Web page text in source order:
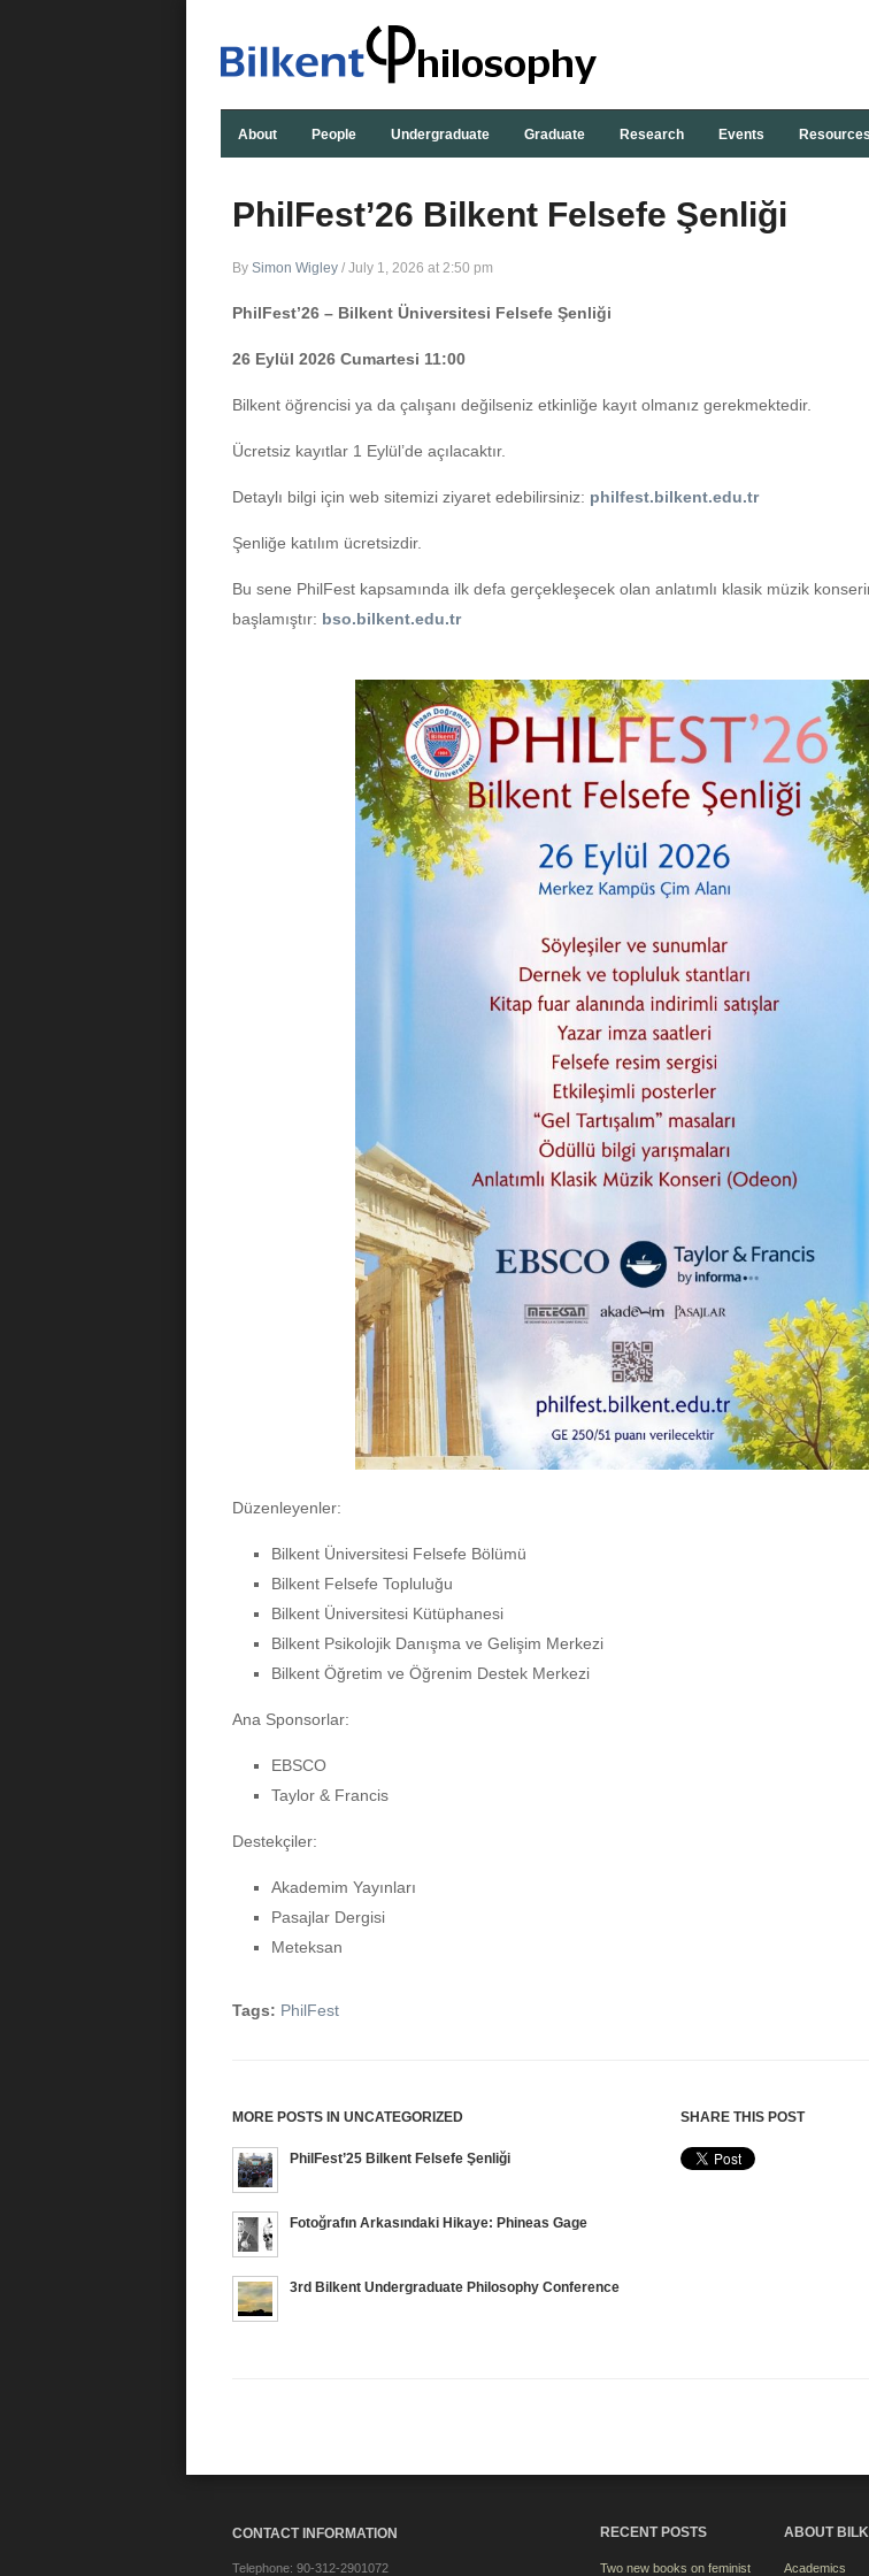
About People Undergraduate Graduate Research Events Resources
PhilFest’26 Bilkent Felsefe Şenliği
By Simon Wigley / July 1, 2026 at 2:50 pm
PhilFest’26 – Bilkent Üniversitesi Felsefe Şenliği
26 Eylül 2026 Cumartesi 11:00
​Bilkent öğrencisi ya da çalışanı değilseniz etkinliğe kayıt olmanız gerekmektedir.
Ücretsiz ​kayıtlar 1 Eylül’de açılacaktır.
Detaylı bilgi için web sitemizi ziyaret edebilirsiniz: philfest.bilkent.edu.tr
Şenliğe katılım ücretsizdir.
Bu sene PhilFest kapsamında ilk defa gerçekleşecek olan anlatımlı klasik müzik
başlamıştır: bso.bilkent.edu.tr
Düzenleyenler:
​Bilkent Üniversitesi Felsefe Bölümü
​Bilkent Felsefe Topluluğu
​Bilkent Üniversitesi Kütüphanesi
​Bilkent Psikolojik Danışma ve Gelişim Merkezi
​Bilkent Öğretim ve Öğrenim Destek Merkezi
​Ana Sponsorlar:
​EBSCO
Taylor & Francis
Destekçiler:
Akademim Yayınları
​Pasajlar Dergisi
Meteksan
Tags: PhilFest
MORE POSTS IN UNCATEGORIZED
PhilFest’25 Bilkent Felsefe Şenliği
Fotoğrafın Arkasındaki Hikaye: Phineas Gage
3rd Bilkent Undergraduate Philosophy Conference
SHARE THIS POST
CONTACT INFORMATION
Telephone: 90-312-2901072
RECENT POSTS
Two new books on feminist
ABOUT
Academics